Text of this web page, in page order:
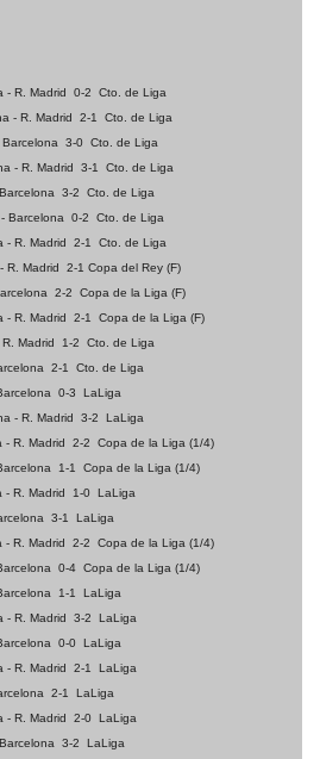
- R. Madrid 0-2
Cto. de Liga
- R. Madrid 2-1
Cto. de Liga
3-0 Cto. de Liga
- R. Madrid 3-1
Cto. de Liga
3-2
Cto. de Liga
Barcelona 0-2
Cto. de Liga
- R. Madrid 2-1
Cto. de Liga
R. Madrid 2-1 Copa del Rey (F)
2-2
Copa de la Liga (F)
- R. Madrid 2-1
Copa de la Liga (F)
Madrid 1-2
Cto. de Liga
2-1
Cto. de Liga
0-3
LaLiga
- R. Madrid 3-2
LaLiga
- R. Madrid 2-2
Copa de la Liga (1/4)
1-1
Copa de la Liga (1/4)
- R. Madrid 1-0 LaLiga
3-1
LaLiga
- R. Madrid 2-2
Copa de la Liga (1/4)
0-4 Copa de la Liga (1/4)
1-1
LaLiga
- R. Madrid 3-2
LaLiga
0-0 LaLiga
- R. Madrid 2-1
LaLiga
2-1
LaLiga
- R. Madrid 2-0 LaLiga
3-2
LaLiga